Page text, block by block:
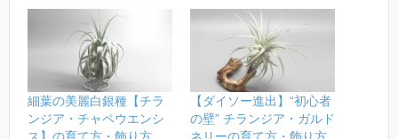
細葉の美麗白銀種【チラ
ンジア・チャペウエンシ
ス】の育て方・飾り方
【ダイソー進出】“初心者
の壁” チランジア・ガルド
ネリーの育て方・飾り方